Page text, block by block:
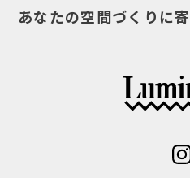
あなたの空間づくりに